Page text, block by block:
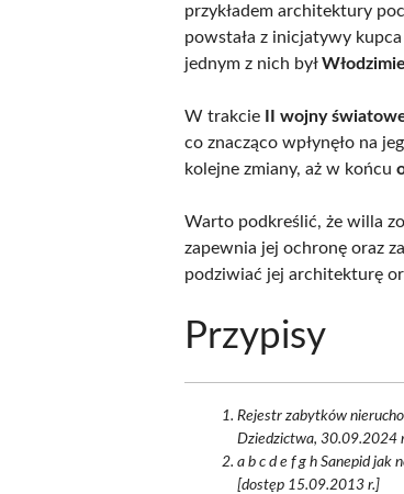
przykładem architektury
powstała z inicjatywy
jednym z nich był
W trakcie II wojny
co znacząco wpłynęło na
kolejne zmiany, aż w końcu
Warto podkreślić, że willa
zapewnia jej ochronę oraz
podziwiać jej architekturę
Przypisy
Rejestr zabytków
Dziedzictwa, 30.09.2024
a b c d e f g h Sanepid jak
[dostęp 15.09.2013 r.]